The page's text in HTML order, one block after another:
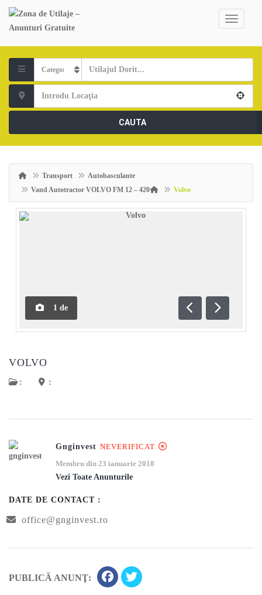
CAUTA
Transport
Autobasculante
Vand Autotractor VOLVO FM 12 – 420
Volvo
1 de
Anterioară
VOLVO
: :
Gnginvest NEVERIFICAT
Membru din 23 ianuarie 2018
Vezi Toate Anunturile
DATE DE CONTACT :
office@gnginvest.ro
PUBLICĂ ANUNŢ: